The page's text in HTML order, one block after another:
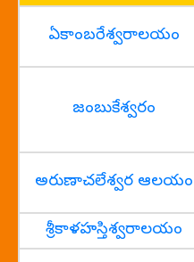
ఏకాంబరేశ్వరాలయం
జంబుకేశ్వరం
అరుణాచలేశ్వర ఆలయం
శ్రీకాళహస్తిశ్వరాలయం